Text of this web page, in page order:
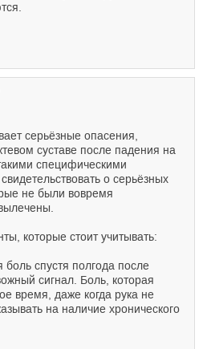
серьёзные опасения,
суставе после падения на
специфическими
о серьёзных
не были вовремя
которые стоит учитывать:
спустя полгода после
сигнал. Боль, которая
время, даже когда рука не
на наличие хронического